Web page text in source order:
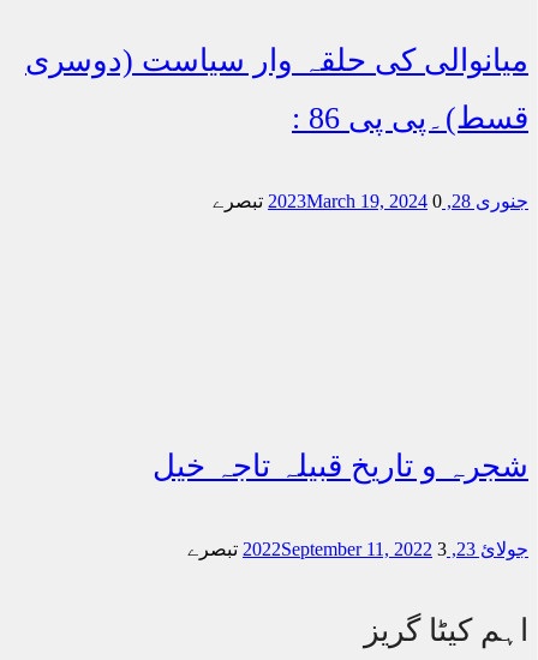
میانوالی کی حلقہ وار سیاست (دوسری
قسط)۔پی پی 86 :
جنوری 28, 2023 March 19, 2024 0 تبصرے
شجرہ و تاریخ قبیلہ تاجہ خیل
جولائ 23, 2022 September 11, 2022 3 تبصرے
اہم کیٹا گریز